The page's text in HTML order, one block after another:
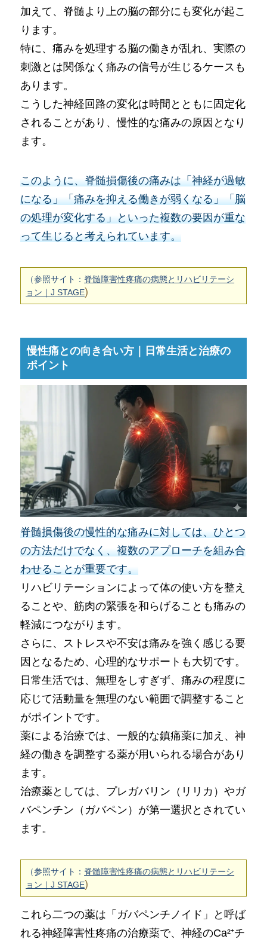
加えて、脊髄より上の脳の部分にも変化が起こ
ります。
特に、痛みを処理する脳の働きが乱れ、実際の
刺激とは関係なく痛みの信号が生じるケースも
あります。
こうした神経回路の変化は時間とともに固定化
されることがあり、慢性的な痛みの原因となり
ます。
このように、脊髄損傷後の痛みは「神経が過敏
になる」「痛みを抑える働きが弱くなる」「脳
の処理が変化する」といった複数の要因が重な
って生じると考えられています。
（参照サイト：脊髄障害性疼痛の病態とリハビリテーシ
ョン｜J STAGE)
慢性痛との向き合い方｜日常生活と治療の
ポイント
脊髄損傷後の慢性的な痛みに対しては、ひとつ
の方法だけでなく、複数のアプローチを組み合
わせることが重要です。
リハビリテーションによって体の使い方を整え
ることや、筋肉の緊張を和らげることも痛みの
軽減につながります。
さらに、ストレスや不安は痛みを強く感じる要
因となるため、心理的なサポートも大切です。
日常生活では、無理をしすぎず、痛みの程度に
応じて活動量を無理のない範囲で調整すること
がポイントです。
薬による治療では、一般的な鎮痛薬に加え、神
経の働きを調整する薬が用いられる場合があり
ます。
治療薬としては、プレガバリン（リリカ）やガ
バペンチン（ガバペン）が第一選択とされてい
ます。
（参照サイト：脊髄障害性疼痛の病態とリハビリテーシ
ョン｜J STAGE)
これら二つの薬は「ガバペンチノイド」と呼ば
れる神経障害性疼痛の治療薬で、神経のCa²⁺チ